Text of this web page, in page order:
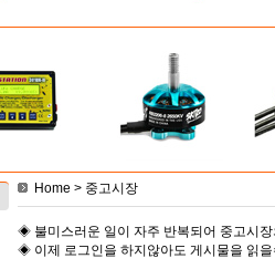
Home > 중고시장
◈ 불미스러운 일이 자주 반복되어 중고시
◈ 이제 로그인을 하지않아도 게시물을 읽